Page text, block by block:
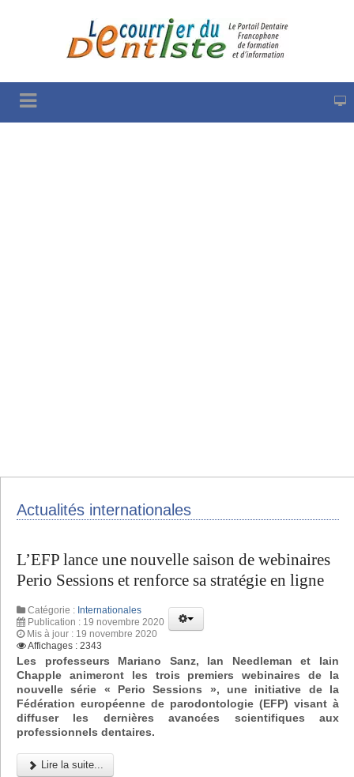
Actualités internationales
L’EFP lance une nouvelle saison de webinaires
Perio Sessions et renforce sa stratégie en ligne
Catégorie : Internationales
Publication : 19 novembre 2020
Mis à jour : 19 novembre 2020
Affichages : 2343
Les professeurs Mariano Sanz, Ian Needleman et Iain
Chapple animeront les trois premiers webinaires de la
nouvelle série « Perio Sessions », une initiative de la
Fédération européenne de parodontologie (EFP) visant à
diffuser les dernières avancées scientifiques aux
professionnels dentaires.
Lire la suite...